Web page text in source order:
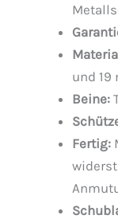
und 19
Beine:
Fertig: